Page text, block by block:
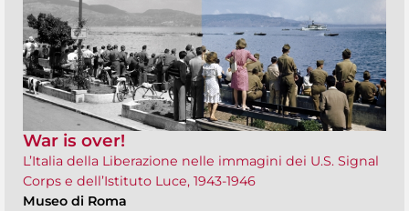
War is over!
L’Italia della Liberazione nelle immagini dei U.S. Signal
Corps e dell’Istituto Luce, 1943-1946
Museo di Roma